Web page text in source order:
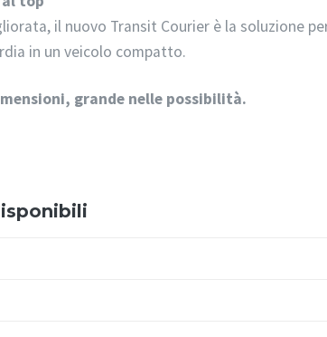
il nuovo Transit Courier è la soluzione
in un veicolo compatto.
grande nelle possibilità.